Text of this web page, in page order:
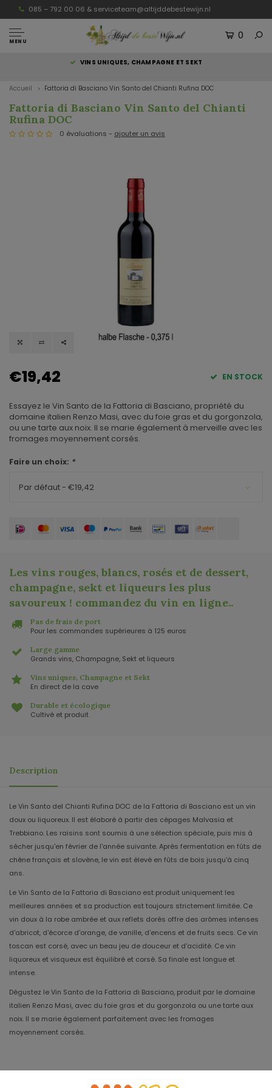
085 – 792 00 06 & serviceteam@altijddebestewijn.nl
MENU
0
VINS UNIQUES, CHAMPAGNE ET SEKT
Accueil Fattoria di Basciano Vin Santo del Chianti Rufina DOC
Fattoria di Basciano Vin Santo del Chianti
Rufina DOC
0 évaluations - ajouter un avis
€19,42 EN STOCK
Essayez le Vin Santo de la Fattoria di Basciano, propriété du
domaine italien Renzo Masi, avec du foie gras et du gorgonzola,
ou une tarte aux noix. Il se marie également à merveille avec les
fromages moyennement corsés.
Faire un choix: *
Par défaut - €19,42
Les vins rouges, blancs, rosés et de dessert,
champagne, sekt et liqueurs les plus
savoureux ! commandez du vin en ligne..
Pas de frais de port
Pour les commandes supérieures à 125 euros
Large gamme
Grands vins, Champagne, Sekt et liqueurs
Vins uniques, Champagne et Sekt
En direct de la cave
Durable et écologique
Cultivé et produit
Description
Le Vin Santo del Chianti Rufina DOC de la Fattoria di Basciano est un vin
doux ou liquoreux. Il est élaboré à partir des cépages Malvasia et
Trebbiano. Les raisins sont soumis à une sélection spéciale, puis mis à
sécher jusqu'en février de l'année suivante. Après fermentation en fûts de
chêne français et slovène, le vin est élevé en fûts de bois jusqu'à cinq
ans.
Le Vin Santo de la Fattoria di Basciano est produit uniquement les
meilleures années et sa production est toujours strictement limitée. Ce
vin doux à la robe ambrée et aux reflets dorés offre des arômes intenses
d'abricot, d'écorce d'orange, de vanille, d'encens et de fruits secs. Ce vin
toscan est corsé, avec un beau jeu de douceur et d'acidité. Ce vin
liquoreux et visqueux est équilibré et corsé. Sa finale est longue et
intense.
Dégustez le Vin Santo de la Fattoria di Basciano, produit par le domaine
italien Renzo Masi, avec du foie gras et du gorgonzola ou une tarte aux
noix. Il se marie également parfaitement avec les fromages
moyennement corsés.